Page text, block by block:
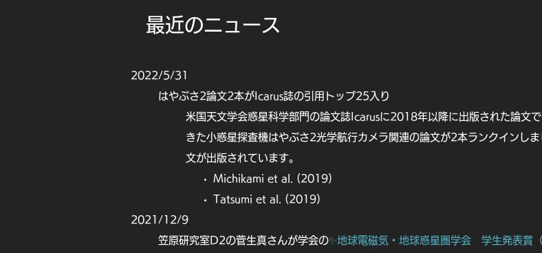
​最近のニュース
2022/5/31
はやぶさ2論文2本がIcarus誌の引用トップ25入り
米国天文学会惑星科学部門の論文誌Icarusに2018年以降に出版された論文
きた小惑星探査機はやぶさ2光学航行カメラ関連の論文が2本ランクイン
文が出版されています。
Michikami et al. (2019)
Tatsumi et al. (2019)
2021/12/9
笠原研究室D2の菅生真さんが学会の✨地球電磁気・地球惑星圏学会 学生発表賞